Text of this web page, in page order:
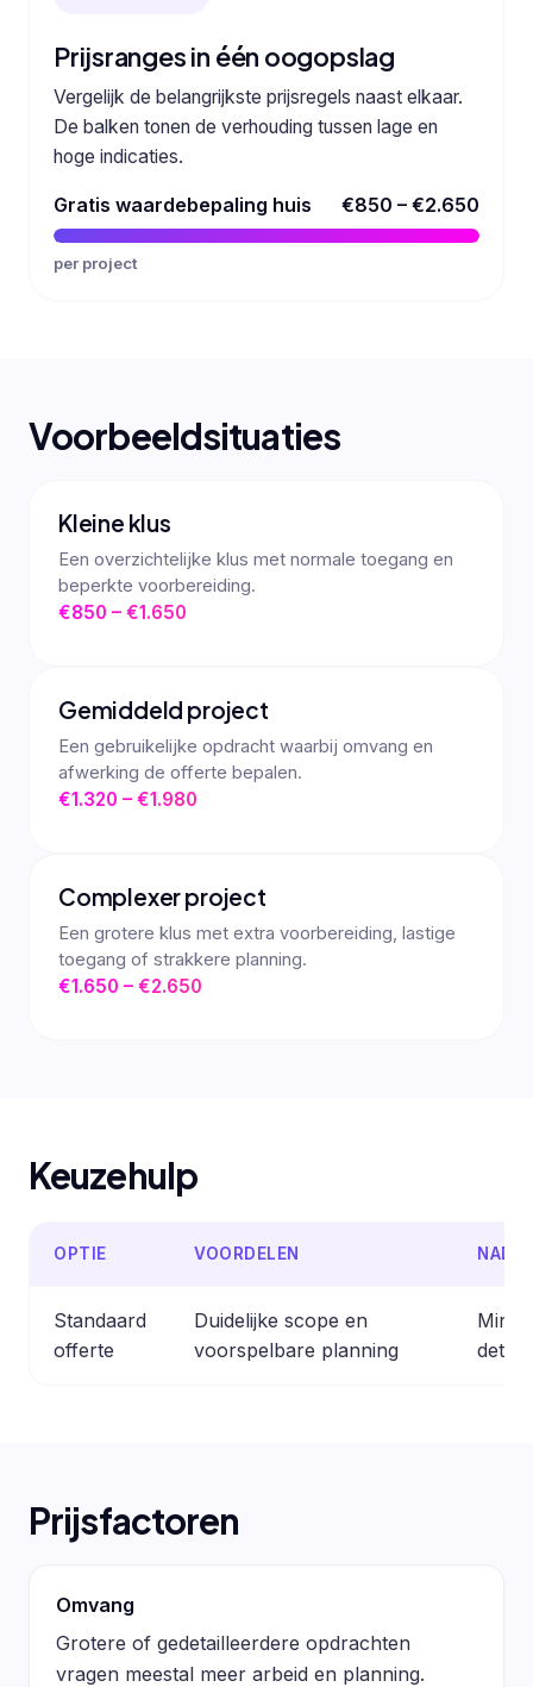
Prijsranges in één oogopslag
Vergelijk de belangrijkste prijsregels naast elkaar.
De balken tonen de verhouding tussen lage en
hoge indicaties.
Gratis waardebepaling huis €850 – €2.650
per project
Voorbeeldsituaties
Kleine klus
Een overzichtelijke klus met normale toegang en
beperkte voorbereiding.
€850 – €1.650
Gemiddeld project
Een gebruikelijke opdracht waarbij omvang en
afwerking de offerte bepalen.
€1.320 – €1.980
Complexer project
Een grotere klus met extra voorbereiding, lastige
toegang of strakkere planning.
€1.650 – €2.650
Keuzehulp
OPTIE VOORDELEN
Standaard
offerte
Duidelijke scope en
voorspelbare planning
Prijsfactoren
Omvang
Grotere of gedetailleerdere opdrachten
vragen meestal meer arbeid en planning.